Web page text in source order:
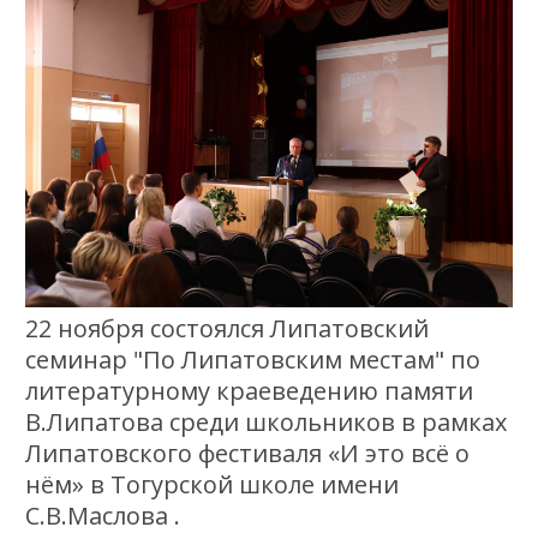
22 ноября состоялся Липатовский
семинар "По Липатовским местам" по
литературному краеведению памяти
В.Липатова среди школьников в рамках
Липатовского фестиваля «И это всё о
нём» в Тогурской школе имени
С.В.Маслова .